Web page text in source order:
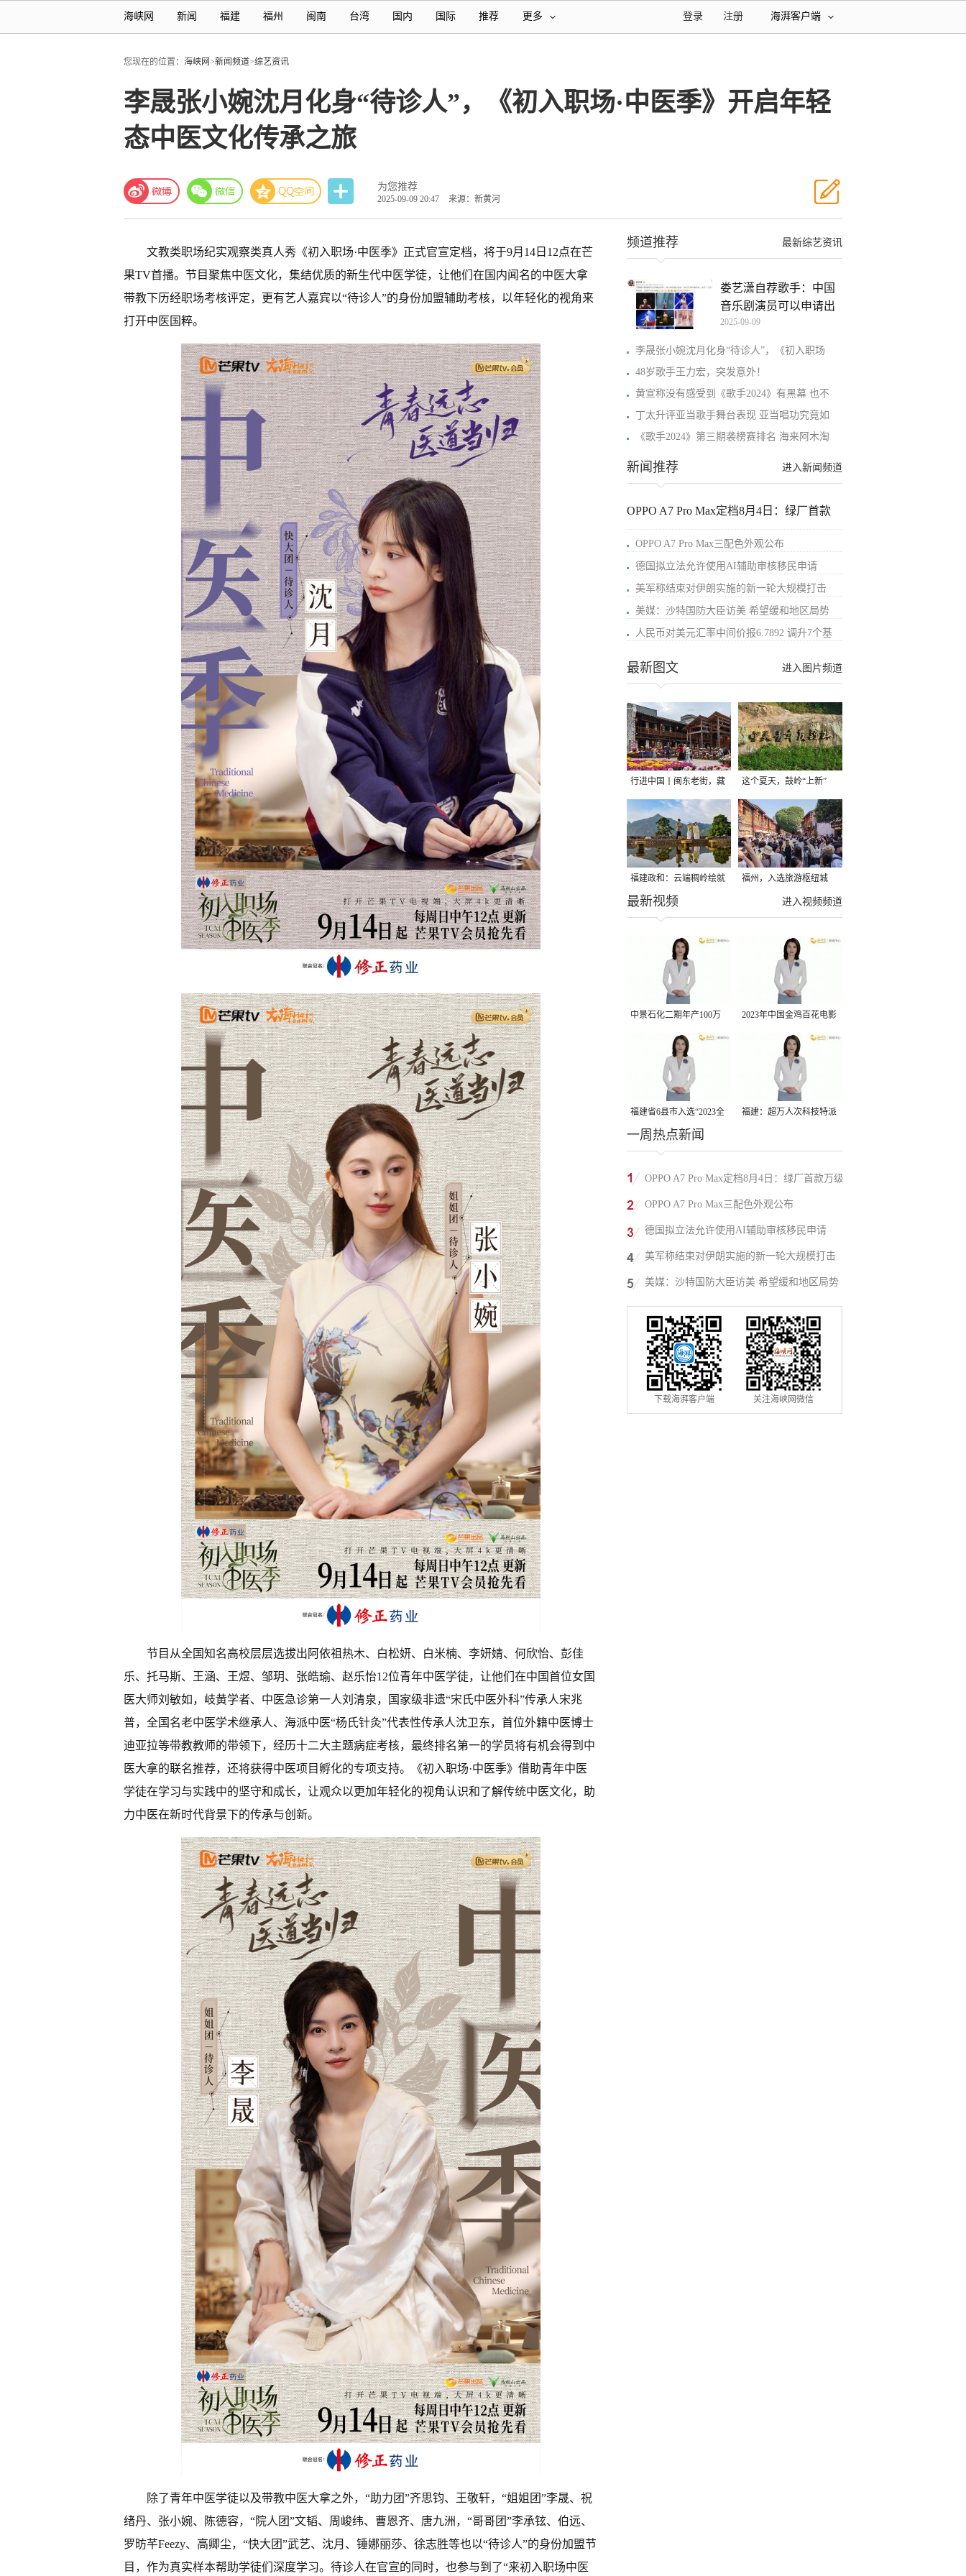
海峡网 新闻 福建 福州 闽南 台湾 国内 国际 推荐 更多 海湃客户端
注册
登录
您现在的位置： 海峡网>新闻频道>综艺资讯
李晟张小婉沈月化身“待诊人”，《初入职场·中医季》开启年轻
态中医文化传承之旅
为您推荐
2025-09-09 20:47 来源：新黄河
文教类职场纪实观察类真人秀《初入职场·中医季》正式官宣定档，将于9月14日12点在芒
果TV首播。节目聚焦中医文化，集结优质的新生代中医学徒，让他们在国内闻名的中医大拿
带教下历经职场考核评定，更有艺人嘉宾以“待诊人”的身份加盟辅助考核，以年轻化的视角来
打开中医国粹。
节目从全国知名高校层层选拔出阿依祖热木、白松妍、白米楠、李妍婧、何欣怡、彭佳
乐、托马斯、王涵、王煜、邹玥、张皓瑜、赵乐怡12位青年中医学徒，让他们在中国首位女国
医大师刘敏如，岐黄学者、中医急诊第一人刘清泉，国家级非遗“宋氏中医外科”传承人宋兆
普，全国名老中医学术继承人、海派中医“杨氏针灸”代表性传承人沈卫东，首位外籍中医博士
迪亚拉等带教教师的带领下，经历十二大主题病症考核，最终排名第一的学员将有机会得到中
医大拿的联名推荐，还将获得中医项目孵化的专项支持。《初入职场·中医季》借助青年中医
学徒在学习与实践中的坚守和成长，让观众以更加年轻化的视角认识和了解传统中医文化，助
力中医在新时代背景下的传承与创新。
除了青年中医学徒以及带教中医大拿之外，“助力团”齐思钧、王敬轩，“姐姐团”李晟、祝
绪丹、张小婉、陈德容，“院人团”文韬、周峻纬、曹恩齐、唐九洲，“哥哥团”李承铉、伯远、
罗昉芊Feezy、高卿尘，“快大团”武艺、沈月、锤娜丽莎、徐志胜等也以“待诊人”的身份加盟节
目，作为真实样本帮助学徒们深度学习。待诊人在官宣的同时，也参与到了“来初入职场中医
最新综艺资讯
频道推荐
娄艺潇自荐歌手：中国
音乐剧演员可以申请出
战
2025-09-09
李晟张小婉沈月化身“待诊人”，《初入职场
48岁歌手王力宏，突发意外！
黄宣称没有感受到《歌手2024》有黑幕 也不
丁太升评亚当歌手舞台表现 亚当唱功究竟如
《歌手2024》第三期袭榜赛排名 海来阿木淘
进入新闻频道
新闻推荐
OPPO A7 Pro Max定档8月4日：绿厂首款
OPPO A7 Pro Max三配色外观公布
德国拟立法允许使用AI辅助审核移民申请
美军称结束对伊朗实施的新一轮大规模打击
美媒：沙特国防大臣访美 希望缓和地区局势
人民币对美元汇率中间价报6.7892 调升7个基
进入图片频道
最新图文
行进中国丨闽东老街，藏
着百年肌理
这个夏天，鼓岭“上新”
了，避暑走起！
福建政和：云端稠岭绘就
山居文旅新图景
福州，入选旅游枢纽城
进入视频频道
最新视频
中景石化二期年产100万
吨丙烷脱氢项目建成中交
2023年中国金鸡百花电影
节有福电影巡展31日启动
福建省6县市入选“2023全
国县域发展潜力百强县”
福建：超万人次科技特派
一周热点新闻
OPPO A7 Pro Max定档8月4日：绿厂首款万级
电池
OPPO A7 Pro Max三配色外观公布
德国拟立法允许使用AI辅助审核移民申请
美军称结束对伊朗实施的新一轮大规模打击
美媒：沙特国防大臣访美 希望缓和地区局势
下载海湃客户端 关注海峡网微信